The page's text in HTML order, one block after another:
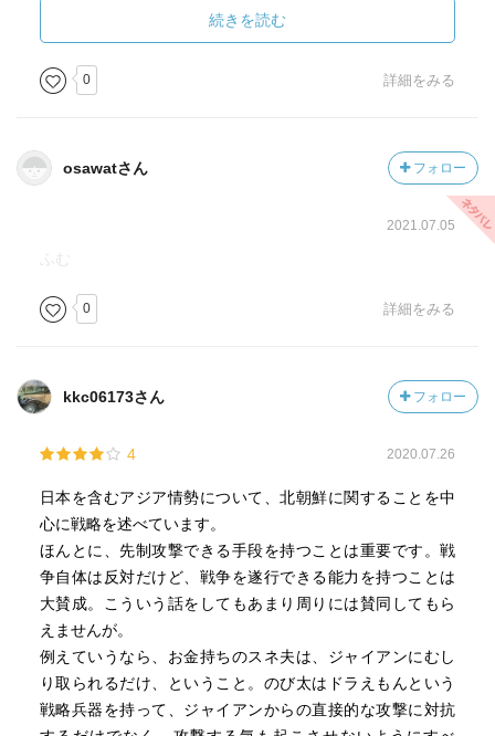
なり、完璧を見据えて作戦規模が拡大して本末転倒になっ
ている状況を指摘している。また、マティスやペトレイア
スについても、politically correctな軍人で軍事合理性を欠い
ていると批判。要するにリスクを恐れない戦士の文化が消
また、最後の章で地政学から地経学という視点で米中対立
リアリスティックに戦士の文化を効率的に追求し、新たな
続きを読む
0 詳細をみる
osawatさん フォロー
2021.07.05
0 詳細をみる
kkc06173さん フォロー
4 2020.07.26
日本を含むアジア情勢について、北朝鮮に関することを中
心に戦略を述べています。
ほんとに、先制攻撃できる手段を持つことは重要です。戦
争自体は反対だけど、戦争を遂行できる能力を持つことは
大賛成。こういう話をしてもあまり周りには賛同してもら
えませんが。
例えていうなら、お金持ちのスネ夫は、ジャイアンにむし
り取られるだけ、ということ。のび太はドラえもんという
戦略兵器を持って、ジャイアンからの直接的な攻撃に対抗